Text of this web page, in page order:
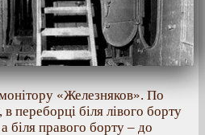
«Железняков». По
в переборці біля лівого борту
біля правого борту – до